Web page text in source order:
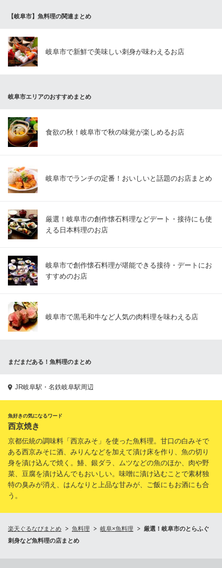
名鉄名古屋本線名鉄岐阜駅 徒歩3分
【岐阜市】魚料理の関連まとめ
岐阜市で新鮮で美味しい刺身が味わえるお店
岐阜市エリアのおすすめまとめ
食欲の秋！岐阜市で秋の味覚が楽しめるお店
岐阜市でランチの定番！おいしいと話題のお店まとめ
厳選！岐阜市の創作懐石料理などデート・接待にも使
える日本料理のお店
岐阜市で創作懐石料理が堪能できる接待・デートにお
すすめのお店
岐阜市で黒毛和牛など人気の肉料理を味わえる店
まだまだある！魚料理のまとめ
JR岐阜駅・名鉄岐阜駅周辺
魚好きの気になるワード
西京焼き
京都伝統の調味料「西京みそ」を使った魚料理。甘口の白みそで
ある西京みそに酒、みりんなどを加えて漬け床を作り、魚の切り
身を漬け込んで焼く。鰆、銀ダラ、ムツなどの魚のほか、肉や野
菜、豆腐を漬け込んでもおいしい。味噌に漬け込むことで素材独
特の臭みが消え、はんなりと上品な甘みが、ご飯にもお酒にも合
う。
楽天ぐるなびまとめ 魚料理 岐阜×魚料理
厳選！岐阜市のとらふぐ
刺身など魚料理の店まとめ